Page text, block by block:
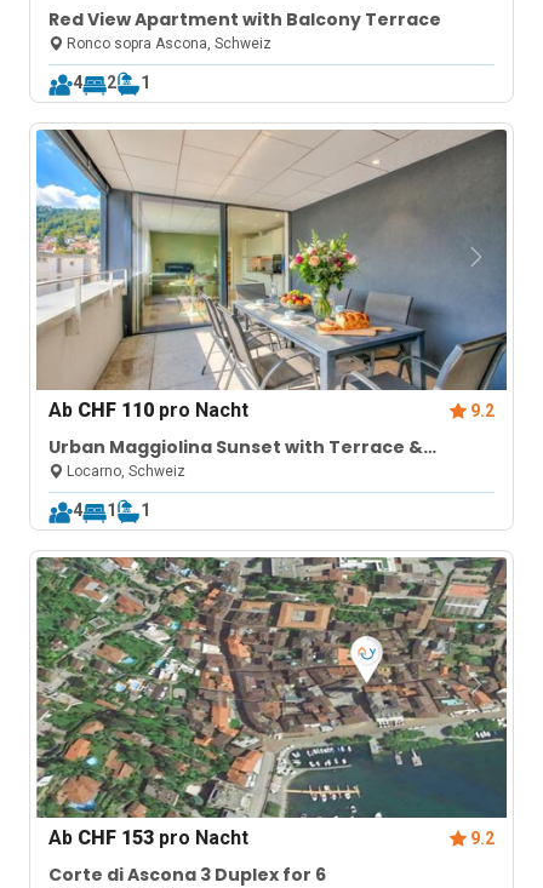
Red View Apartment with Balcony Terrace
Ronco sopra Ascona, Schweiz
4 2 1
Ab CHF 110 pro Nacht 9.2
Urban Maggiolina Sunset with Terrace &
Mountain Views
Locarno, Schweiz
4 1 1
Ab CHF 153 pro Nacht 9.2
Corte di Ascona 3 Duplex for 6